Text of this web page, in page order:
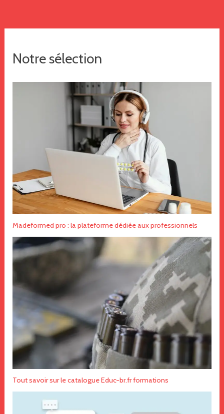
Notre sélection
Madeformed pro : la plateforme dédiée aux professionnels
Tout savoir sur le catalogue Educ-br.fr formations